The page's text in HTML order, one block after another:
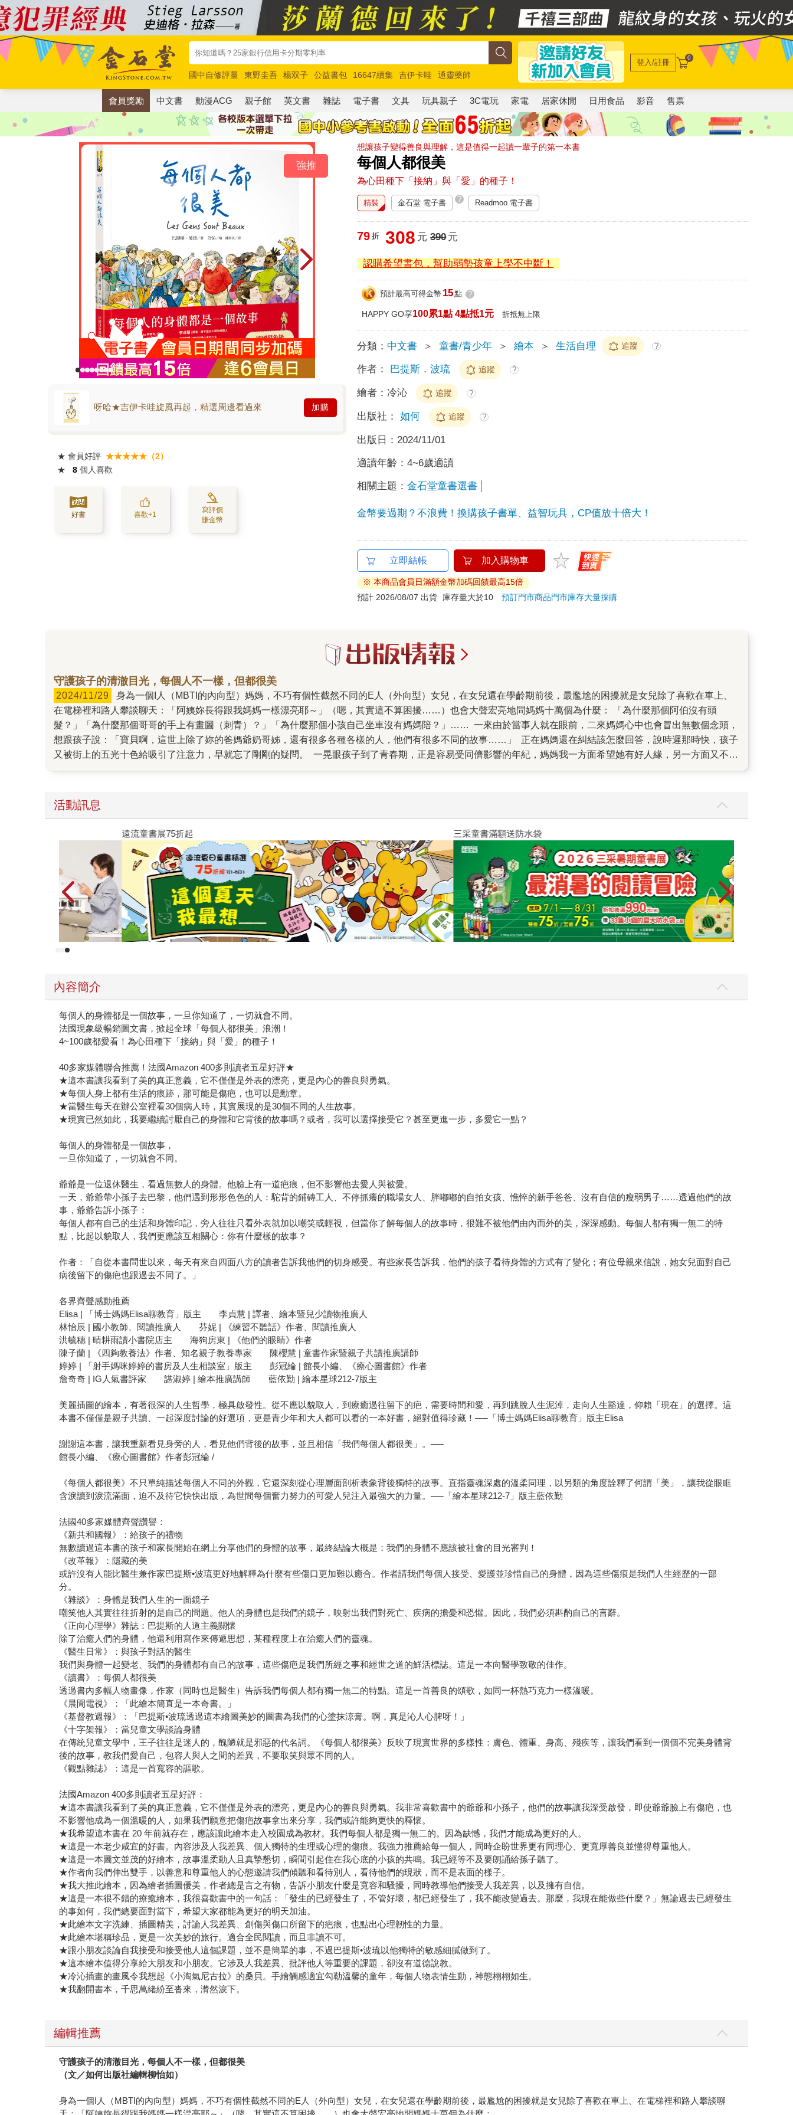
國中自修評量 東野圭吾 楊双子 公益書包 16647續集 吉伊卡哇
通靈藥師
唯紅花綻放
奧德賽 路邊攤新作 馬斯克 玩具總動員5 超慢跑
登入/註冊 0
會員獎勵 中文書 動漫ACG 親子館 英文書 雜誌 電子書 文具 玩具親子 3C電玩 家電 居家休閒 日用食品 影音 售票
想讓孩子變得善良與理解，這是值得一起讀一輩子的第一本書
每個人都很美
為心田種下「接納」與「愛」的種子！
強推
呀哈★吉伊卡哇旋風再起，精選周邊看過來 加購
★ 會員好評 ★★★★★（2）
★
8 個人喜歡
好書 喜歡+1
寫評價
賺金幣
精裝 金石堂 電子書 ? Readmoo 電子書
79 折 308 元 390元
認購希望書包，幫助弱勢孩童上學不中斷！
預計最高可得金幣 15點 ?
HAPPY GO享100累1點 4點抵1元 折抵無上限
分類： 中文書 ＞ 童書/青少年 ＞ 繪本 ＞ 生活自理 追蹤 ?
作者： 巴提斯．波琉 追蹤 ?
繪者：冷沁 追蹤 ?
出版社： 如何 追蹤 ?
出版日： 2024/11/01
適讀年齡：4~6歲適讀
相關主題：金石堂童書選書
金幣要過期？不浪費！換購孩子書單、益智玩具，CP值放十倍大！
立即結帳 加入購物車
※ 本商品會員日滿額金幣加碼回饋最高15倍
預計 2026/08/07 出貨
庫存量大於10預訂門市商品門市庫存大量採購
守護孩子的清澈目光，每個人不一樣，但都很美
2024/11/29
身為一個I人（MBTI的內向型）媽媽，不巧有個性截然不同的E人（外向型）女兒，在女兒還在學齡期前後，最尷尬的困擾就是女兒除了喜歡在車上、
在電梯裡和路人攀談聊天：「阿姨妳長得跟我媽媽一樣漂亮耶～」（嗯，其實這不算困擾……）也會大聲宏亮地問媽媽十萬個為什麼： 「為什麼那個阿伯沒有頭
髮？」「為什麼那個哥哥的手上有畫圖（刺青）？」「為什麼那個小孩自己坐車沒有媽媽陪？」…… 一來由於當事人就在眼前，二來媽媽心中也會冒出無數個念頭，
想跟孩子說：「寶貝啊，這世上除了妳的爸媽爺奶哥姊，還有很多各種各樣的人，他們有很多不同的故事……」 正在媽媽還在糾結該怎麼回答，說時遲那時快，孩子
又被街上的五光十色給吸引了注意力，早就忘了剛剛的疑問。 一晃眼孩子到了青春期，正是容易受同儕影響的年紀，媽媽我一方面希望她有好人緣，另一方面又不希
不用長篇大論的說教，我只需要跟孩子講故事就夠了。 尤其是作者背景，他身兼作家、詩人和家醫科醫生，面對無數人脆弱悲傷的時刻，還能以充滿人文關懷的筆觸
撫慰人心。我尤其喜歡一開頭爺爺的一段話：「我臉上這道疤從六歲時便跟著我。不過，它不妨礙我受人疼愛、和你奶奶相愛、生下可愛的小孩。這道疤是我的故
事。其實每個人也都有。」 在邀請繪本、教養等領域專家時，我也收到了比預期更熱烈的回饋：「謝謝你們出版這本書！」「光看書名和插畫就很感動！」「迫不及
待它快快出版！」 以往在「同理心」這個主題的繪本，大多聚焦在教孩子如何分別及面對喜怒哀樂的情緒，這本書卻是點出了： 每個人都很美，每個人都有自己的
故事。 我想，在這個網路過度發達的年代，人們往往光靠片面資訊就指責、質疑、攻擊他人，如果能夠在起心動念前先想想：每個人都一樣努力去愛、去生活、去譜
寫自己的故事。做自己，就很美。 願這本書對每個大人跟孩子來說，都是美好的禮物。
活動訊息
遠流童書展75折起 三采童書滿額送防水袋
內容簡介
每個人的身體都是一個故事，一旦你知道了，一切就會不同。
法國現象級暢銷圖文書，掀起全球「每個人都很美」浪潮！
4~100歲都愛看！為心田種下「接納」與「愛」的種子！
40多家媒體聯合推薦！法國Amazon 400多則讀者五星好評★
★這本書讓我看到了美的真正意義，它不僅僅是外表的漂亮，更是內心的善良與勇氣。
★每個人身上都有生活的痕跡，那可能是傷疤，也可以是勳章。
★當醫生每天在辦公室裡看30個病人時，其實展現的是30個不同的人生故事。
★現實已然如此，我要繼續討厭自己的身體和它背後的故事嗎？或者，我可以選擇接受它？甚至更進一步，多愛它一點？
每個人的身體都是一個故事，
一旦你知道了，一切就會不同。
爺爺是一位退休醫生，看過無數人的身體。他臉上有一道疤痕，但不影響他去愛人與被愛。
一天，爺爺帶小孫子去巴黎，他們遇到形形色色的人：駝背的鋪磚工人、不停抓癢的職場女人、胖嘟嘟的自拍女孩、憔悴的新手爸爸、沒有自信的瘦弱男子……透過他們的故
事，爺爺告訴小孫子：
每個人都有自己的生活和身體印記，旁人往往只看外表就加以嘲笑或輕視，但當你了解每個人的故事時，很難不被他們由內而外的美，深深感動。每個人都有獨一無二的特
點，比起以貌取人，我們更應該互相關心：你有什麼樣的故事？
作者：「自從本書問世以來，每天有來自四面八方的讀者告訴我他們的切身感受。有些家長告訴我，他們的孩子看待身體的方式有了變化；有位母親來信說，她女兒面對自己
病後留下的傷疤也跟過去不同了。」
各界齊聲感動推薦
Elisa | 「博士媽媽Elisa聊教育」版主 李貞慧 | 譯者、繪本暨兒少讀物推廣人
林怡辰 | 國小教師、閱讀推廣人 芬妮 | 《練習不聽話》作者、閱讀推廣人
洪毓穗 | 晴耕雨讀小書院店主 海狗房東 | 《他們的眼睛》作者
陳子蘭 | 《四夠教養法》作者、知名親子教養專家 陳櫻慧 | 童書作家暨親子共讀推廣講師
婷婷 | 「射手媽咪婷婷的書房及人生相談室」版主 彭冠綸 | 館長小編、《療心圖書館》作者
詹奇奇 | IG人氣書評家 諶淑婷 | 繪本推廣講師 藍依勤 | 繪本星球212-7版主
美麗插圖的繪本，有著很深的人生哲學，極具啟發性。從不應以貌取人，到療癒過往留下的疤，需要時間和愛，再到跳脫人生泥淖，走向人生豁達，仰賴「現在」的選擇。這
本書不僅僅是親子共讀、一起深度討論的好選項，更是青少年和大人都可以看的一本好書，絕對值得珍藏！──「博士媽媽Elisa聊教育」版主Elisa
謝謝這本書，讓我重新看見身旁的人，看見他們背後的故事，並且相信「我們每個人都很美」。──
館長小編、《療心圖書館》作者彭冠綸 /
《每個人都很美》不只單純描述每個人不同的外觀，它還深刻從心理層面剖析表象背後獨特的故事。直指靈魂深處的溫柔同理，以另類的角度詮釋了何謂「美」，讓我從眼眶
含淚讀到淚流滿面，迫不及待它快快出版，為世間每個奮力努力的可愛人兒注入最強大的力量。──「繪本星球212-7」版主藍依勤
法國40多家媒體齊聲讚譽：
《新共和國報》：給孩子的禮物
無數讀過這本書的孩子和家長開始在網上分享他們的身體的故事，最終結論大概是：我們的身體不應該被社會的目光審判！
《改革報》：隱藏的美
或許沒有人能比醫生兼作家巴提斯•波琉更好地解釋為什麼有些傷口更加難以癒合。作者請我們每個人接受、愛護並珍惜自己的身體，因為這些傷痕是我們人生經歷的一部
分。
《雜談》：身體是我們人生的一面鏡子
嘲笑他人其實往往折射的是自己的問題。他人的身體也是我們的鏡子，映射出我們對死亡、疾病的擔憂和恐懼。因此，我們必須斟酌自己的言辭。
《正向心理學》雜誌：巴提斯的人道主義關懷
除了治癒人們的身體，他還利用寫作來傳遞思想，某種程度上在治癒人們的靈魂。
《醫生日常》：與孩子對話的醫生
我們與身體一起變老、我們的身體都有自己的故事，這些傷疤是我們所經之事和經世之道的鮮活標誌。這是一本向醫學致敬的佳作。
《讀書》：每個人都很美
透過書內多幅人物畫像，作家（同時也是醫生）告訴我們每個人都有獨一無二的特點。這是一首善良的頌歌，如同一杯熱巧克力一樣溫暖。
《晨間電視》：「此繪本簡直是一本奇書。」
《基督教週報》：「巴提斯•波琉透過這本繪圖美妙的圖書為我們的心塗抹涼膏。啊，真是沁人心脾呀！」
《十字架報》：當兒童文學談論身體
在傳統兒童文學中，王子往往是迷人的，醜陋就是邪惡的代名詞。《每個人都很美》反映了現實世界的多樣性：膚色、體重、身高、殘疾等，讓我們看到一個個不完美身體背
後的故事，教我們愛自己，包容人與人之間的差異，不要取笑與眾不同的人。
《觀點雜誌》：這是一首寬容的謳歌。
法國Amazon 400多則讀者五星好評：
★這本書讓我看到了美的真正意義，它不僅僅是外表的漂亮，更是內心的善良與勇氣。我非常喜歡書中的爺爺和小孫子，他們的故事讓我深受啟發，即使爺爺臉上有傷疤，也
不影響他成為一個溫暖的人，如果我們願意把傷疤故事拿出來分享，我們或許能夠更快的釋懷。
★我希望這本書在 20 年前就存在，應該讓此繪本走入校園成為教材。我們每個人都是獨一無二的。因為缺憾，我們才能成為更好的人。
★這是一本老少咸宜的好書。內容涉及人我差異、個人獨特的生理或心理的傷痕。我強力推薦給每一個人，同時企盼世界更有同理心、更寬厚善良並懂得尊重他人。
★這是一本圖文並茂的好繪本，故事溫柔動人且真摯懇切，瞬間引起住在我心底的小孩的共鳴。我已經等不及要朗誦給孫子聽了。
★作者向我們伸出雙手，以善意和尊重他人的心態邀請我們傾聽和看待別人，看待他們的現狀，而不是表面的樣子。
★我大推此繪本，因為繪者插圖優美，作者總是言之有物，告訴小朋友什麼是寬容和騷擾，同時教導他們接受人我差異，以及擁有自信。
★這是一本很不錯的療癒繪本，我很喜歡書中的一句話：「發生的已經發生了，不管好壞，都已經發生了，我不能改變過去。那麼，我現在能做些什麼？」無論過去已經發生
的事如何，我們總要面對當下，希望大家都能為更好的明天加油。
★此繪本文字洗練、插圖精美，討論人我差異、創傷與傷口所留下的疤痕，也點出心理韌性的力量。
★此繪本堪稱珍品，更是一次美妙的旅行。適合全民閱讀，而且非讀不可。
★跟小朋友談論自我接受和接受他人這個課題，並不是簡單的事，不過巴提斯•波琉以他獨特的敏感細膩做到了。
★這本繪本值得分享給大朋友和小朋友。它涉及人我差異、批評他人等重要的課題，卻沒有道德說教。
★冷沁插畫的畫風令我想起《小淘氣尼古拉》的桑貝。手繪觸感適宜勾勒溫馨的童年，每個人物表情生動，神態栩栩如生。
★我翻開書本，千思萬緒紛至沓來，潸然淚下。
編輯推薦
守護孩子的清澈目光，每個人不一樣，但都很美
（文／如何出版社編輯柳怡如）
身為一個I人（MBTI的內向型）媽媽，不巧有個性截然不同的E人（外向型）女兒，在女兒還在學齡期前後，最尷尬的困擾就是女兒除了喜歡在車上、在電梯裡和路人攀談聊